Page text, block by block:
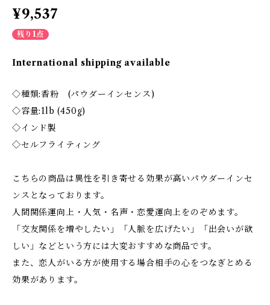
¥9,537
残り1点
International shipping available
◇種類:香粉 (パウダーインセンス)
◇容量:1lb (450g)
◇インド製
◇セルフライティング
こちらの商品は異性を引き寄せる効果が高いパウダーインセ
ンスとなっております。
人間関係運向上・人気・名声・恋愛運向上をのぞめます。
「交友関係を増やしたい」「人脈を広げたい」「出会いが欲
しい」などという方には大変おすすめな商品です。
また、恋人がいる方が使用する場合相手の心をつなぎとめる
効果があります。